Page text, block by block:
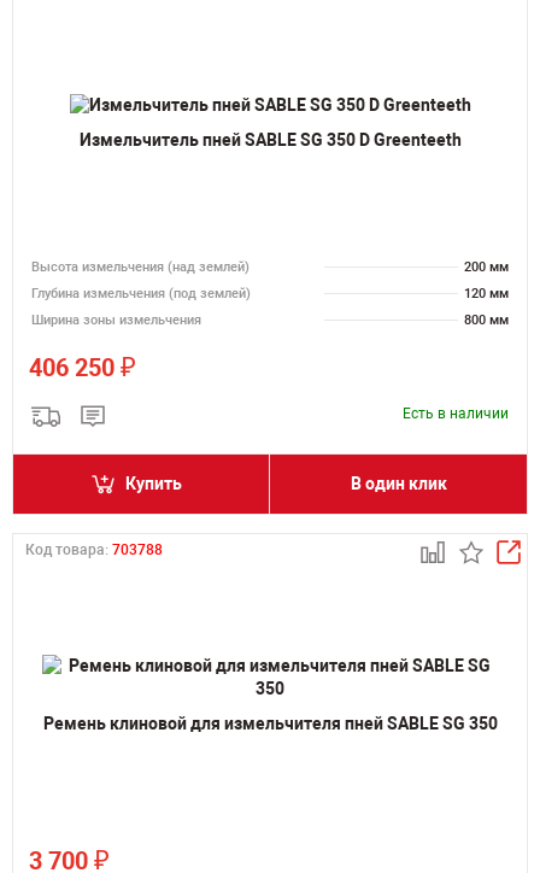
Измельчитель пней SABLE SG 350 D Greenteeth
Высота измельчения (над землей)
200 мм
Глубина измельчения (под землей)
120 мм
Ширина зоны измельчения
800 мм
406 250 ₽
Есть в наличии
Купить В один клик
Код товара: 703788
Ремень клиновой для измельчителя пней SABLE SG 350
3 700 ₽